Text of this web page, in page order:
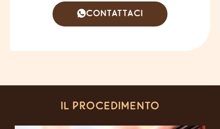
Contattaci
Il procedimento